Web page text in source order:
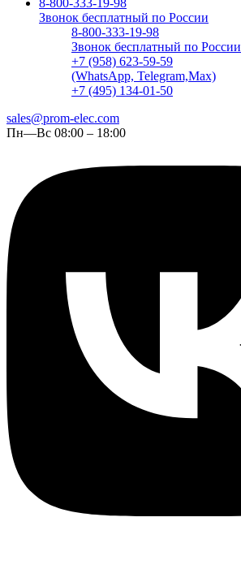
8-800-333-19-98
Звонок бесплатный по России
8-800-333-19-98
Звонок бесплатный по России
+7 (958) 623-59-59
(WhatsApp, Telegram,Max)
+7 (495) 134-01-50
sales@prom-elec.com
Пн—Вс 08:00 – 18:00